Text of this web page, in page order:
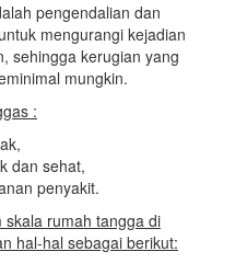
pengendalian dan
mengurangi kejadian
sehingga kerugian yang
mungkin.
:
dan sehat,
penyakit.
rumah tangga di
hal-hal sebagai berikut: